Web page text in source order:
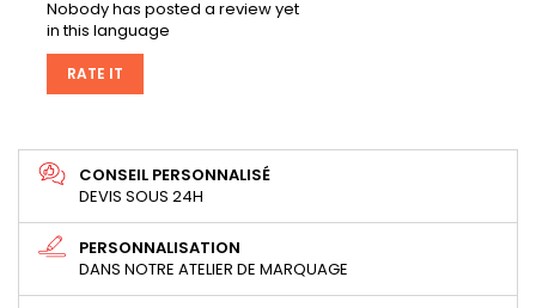
Nobody has posted a review yet
in this language
RATE IT
CONSEIL PERSONNALISÉ
DEVIS SOUS 24H
PERSONNALISATION
DANS NOTRE ATELIER DE MARQUAGE